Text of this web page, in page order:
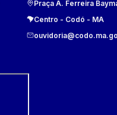
Praça A. Ferreira
Centro - Codó - MA